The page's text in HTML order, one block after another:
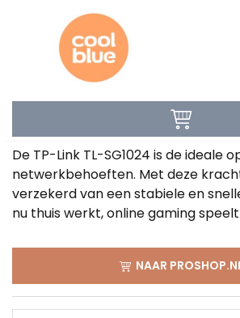
De TP-Link TL-SG1024 is de ideale
netwerkbehoeften. Met deze
verzekerd van een stabiele en
nu thuis werkt, online gaming speelt
NAAR